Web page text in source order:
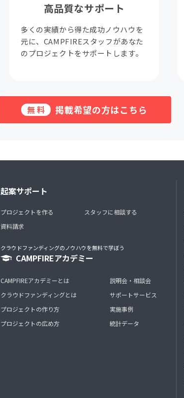
高品質なサポート
多くの実績から得た成功ノウハウを
元に、CAMPFIREスタッフがあなた
のプロジェクトをサポートします。
無料 掲載希望の方はこちら
起案サポート
プロジェクトを作る
資料請求
スタッフに相談する
クラウドファンディングのノウハウを無料で学ぼう
CAMPFIREアカデミー
CAMPFIREアカデミーとは
クラウドファンディングとは
プロジェクトの作り方
プロジェクトの広め方
説明会・相談会
サポートサービス
実施事例
統計データ